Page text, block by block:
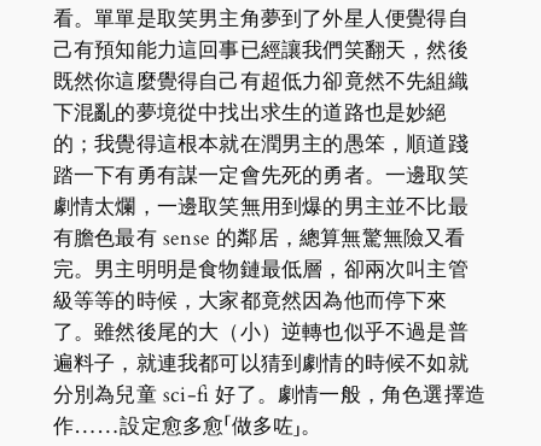
看。單單是取笑男主角夢到了外星人便覺得自
己有預知能力這回事已經讓我們笑翻天，然後
既然你這麼覺得自己有超低力卻竟然不先組織
下混亂的夢境從中找出求生的道路也是妙絕
的；我覺得這根本就在潤男主的愚笨，順道踐
踏一下有勇有謀一定會先死的勇者。一邊取笑
劇情太爛，一邊取笑無用到爆的男主並不比最
有膽色最有 sense 的鄰居，總算無驚無險又看
完。男主明明是食物鏈最低層，卻兩次叫主管
級等等的時候，大家都竟然因為他而停下來
了。雖然後尾的大（小）逆轉也似乎不過是普
遍料子，就連我都可以猜到劇情的時候不如就
分別為兒童 sci-fi 好了。劇情一般，角色選擇造
作……設定愈多愈「做多咗」。